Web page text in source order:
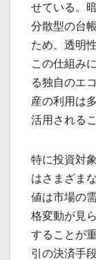
せている。
分散型の台
ため、透明
この仕組み
る独自のエ
産の利用は
活用される
特に投資対
はさまざま
値は市場の
格変動が見
することが
引の決済手